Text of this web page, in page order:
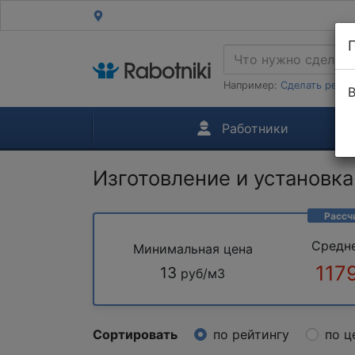
Например: Сделать
Работники
Изготовление и
Минимальная цена
13 руб/м3
Сортировать по рейтингу по